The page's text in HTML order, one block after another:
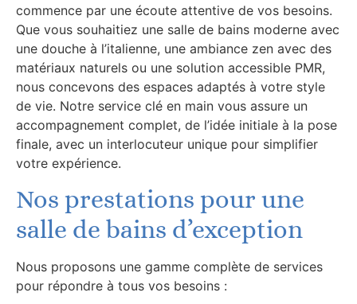
commence par une écoute attentive de vos besoins.
Que vous souhaitiez une salle de bains moderne avec
une douche à l’italienne, une ambiance zen avec des
matériaux naturels ou une solution accessible PMR,
nous concevons des espaces adaptés à votre style
de vie. Notre service clé en main vous assure un
accompagnement complet, de l’idée initiale à la pose
finale, avec un interlocuteur unique pour simplifier
votre expérience.
Nos prestations pour une
salle de bains d’exception
Nous proposons une gamme complète de services
pour répondre à tous vos besoins :